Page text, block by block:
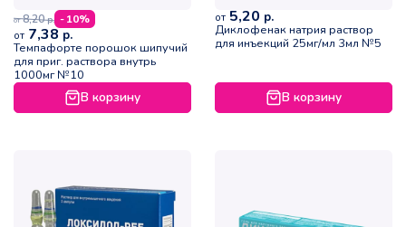
от 8,20р. - 10%
от 7,38 р.
Темпафорте порошок шипучий
для приг. раствора внутрь
1000мг №10
В корзину
от 5,20 р.
Диклофенак натрия раствор
для инъекций 25мг/мл 3мл №5
В корзину